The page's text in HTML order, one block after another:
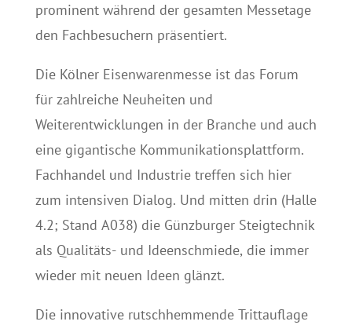
prominent während der gesamten Messetage
den Fachbesuchern präsentiert.
Die Kölner Eisenwarenmesse ist das Forum
für zahlreiche Neuheiten und
Weiterentwicklungen in der Branche und auch
eine gigantische Kommunikationsplattform.
Fachhandel und Industrie treffen sich hier
zum intensiven Dialog. Und mitten drin (Halle
4.2; Stand A038) die Günzburger Steigtechnik
als Qualitäts- und Ideenschmiede, die immer
wieder mit neuen Ideen glänzt.
Die innovative rutschhemmende Trittauflage